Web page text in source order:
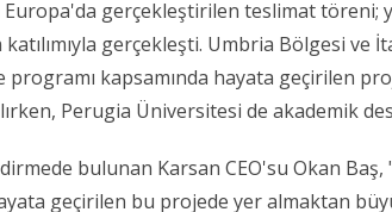
Europa'da gerçekleştirilen teslimat
gerçekleşti. Umbria Bölgesi ve
kapsamında hayata geçirilen
Perugia Üniversitesi de akademik
bulunan Karsan CEO'su Okan Baş,
geçirilen bu projede yer almaktan